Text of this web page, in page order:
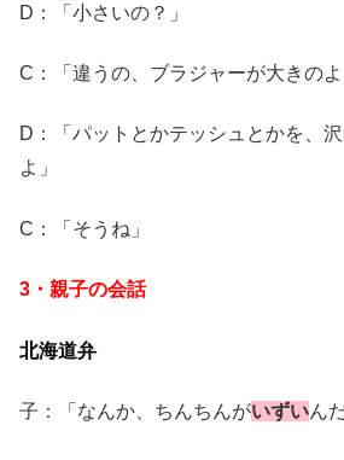
D：「小さいの？」
C：「違うの、ブラジャーが大きのよ
D：「パットとかテッシュとかを、
よ」
C：「そうね」
3・親子の会話
北海道弁
子：「なんか、ちんちんがいずいん